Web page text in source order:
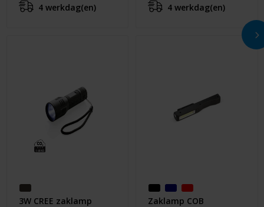
4 werkdag(en)
4 werkdag(en)
3W CREE zaklamp
Zaklamp COB